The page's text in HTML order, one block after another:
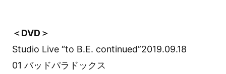
＜DVD＞
Studio Live “to B.E. continued”2019.09.18
01 バッドパラドックス